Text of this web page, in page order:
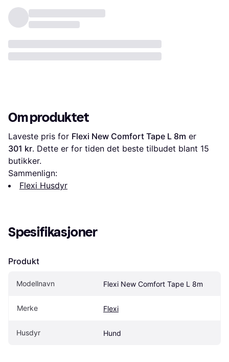
Om produktet
Laveste pris for Flexi New Comfort Tape L 8m
301 kr. Dette er for tiden det beste tilbudet blant 15
butikker.
Sammenlign:
Flexi Husdyr
Spesifikasjoner
Produkt
Modellnavn Flexi New Comfort Tape L 8m
Merke Flexi
Husdyr Hund